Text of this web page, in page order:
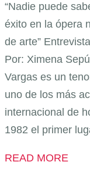
“Nadie puede
éxito en la ópera
de arte”
Por: Ximena
Vargas es un
uno de los más
internacional de
1982 el primer
READ MORE